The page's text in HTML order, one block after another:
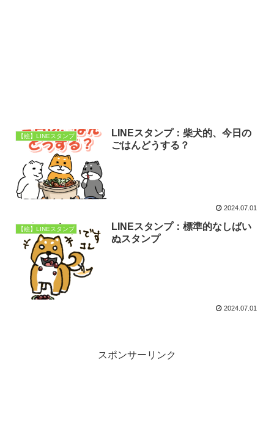
【絵】LINEスタンプ
LINEスタンプ：柴犬的、今日の
ごはんどうする？
2024.07.01
【絵】LINEスタンプ
LINEスタンプ：標準的なしばい
ぬスタンプ
2024.07.01
スポンサーリンク